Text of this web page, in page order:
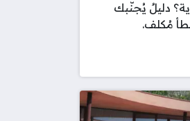
دليلٌ يُجنّبك
مُكلف.